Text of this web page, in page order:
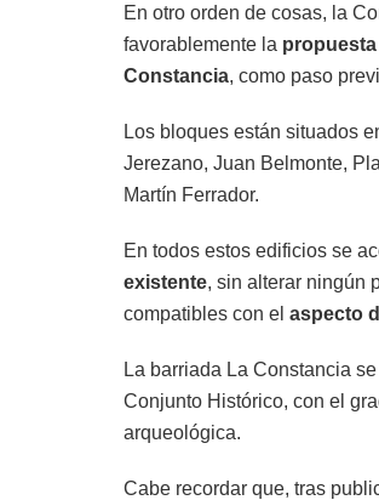
En otro orden de cosas, la
favorablemente la
Constancia, como paso
Los bloques están situados
Jerezano, Juan Belmonte,
Martín Ferrador.
En todos estos edificios se
existente, sin alterar ningún
compatibles con el aspecto
La barriada La Constancia
Conjunto Histórico, con el
arqueológica.
Cabe recordar que, tras